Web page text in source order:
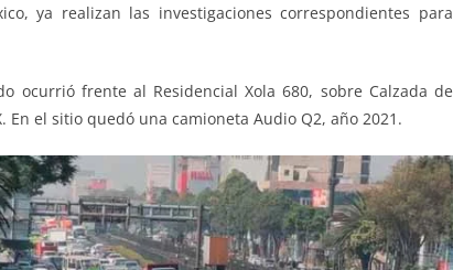
ya realizan las investigaciones correspondientes para
ocurrió frente al Residencial Xola 680, sobre Calzada de
el sitio quedó una camioneta Audio Q2, año 2021.